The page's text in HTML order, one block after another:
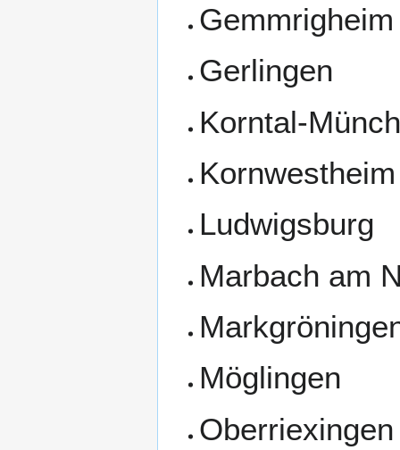
Gemmrigheim
Gerlingen
Korntal-
Kornwestheim
Ludwigsburg
Marbach am
Möglingen
Oberriexingen